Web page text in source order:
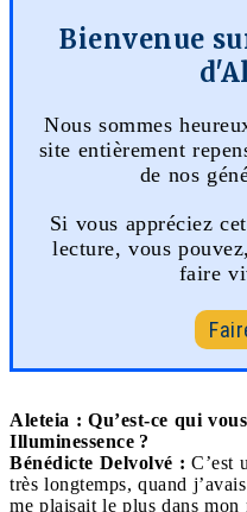
Bienvenue
Nous sommes
site entièrement
de nos
Si vous appréciez
lecture, vous
faire
Aleteia : Qu’est-ce qui
Illuminessence ?
Bénédicte Delvolvé : C’est
très longtemps, quand
me plaisait le plus dans mon